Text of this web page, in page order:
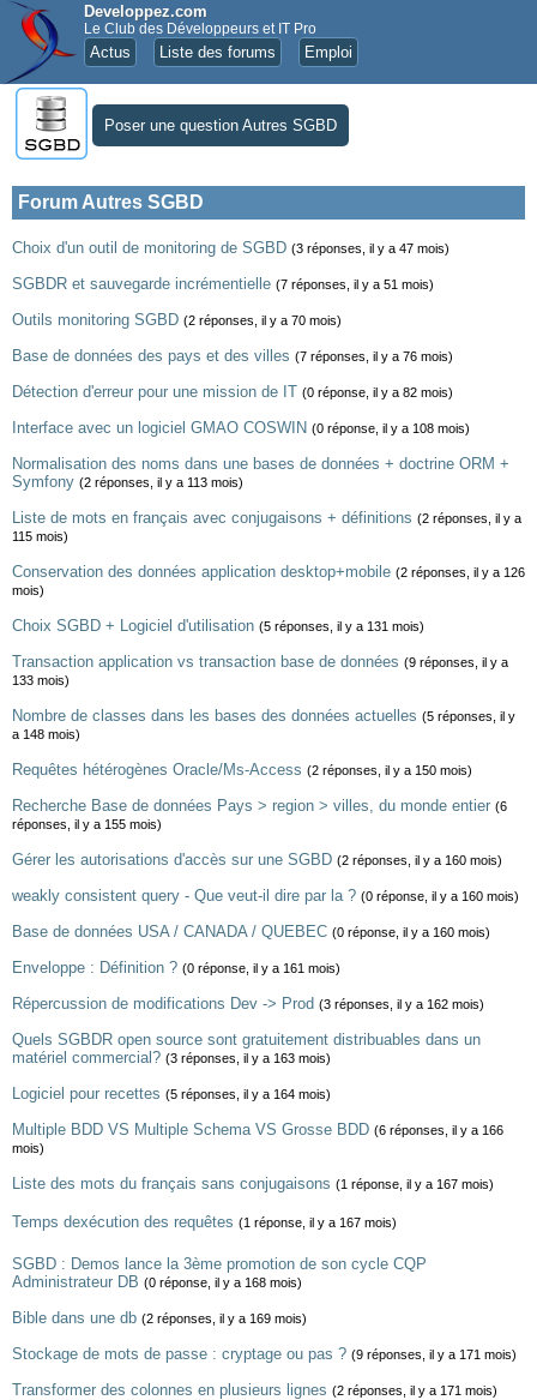
Developpez.com
Le Club des Développeurs et IT Pro
Actus Liste des forums Emploi
Poser une question Autres SGBD
Forum Autres SGBD
Choix d'un outil de monitoring de SGBD (3 réponses, il y a 47 mois)
SGBDR et sauvegarde incrémentielle (7 réponses, il y a 51 mois)
Outils monitoring SGBD (2 réponses, il y a 70 mois)
Base de données des pays et des villes (7 réponses, il y a 76 mois)
Détection d'erreur pour une mission de IT (0 réponse, il y a 82 mois)
Interface avec un logiciel GMAO COSWIN (0 réponse, il y a 108 mois)
Normalisation des noms dans une bases de données + doctrine ORM +
Symfony (2 réponses, il y a 113 mois)
Liste de mots en français avec conjugaisons + définitions (2 réponses, il y a
115 mois)
Conservation des données application desktop+mobile (2 réponses, il y a 126
mois)
Choix SGBD + Logiciel d'utilisation (5 réponses, il y a 131 mois)
Transaction application vs transaction base de données (9 réponses, il y a
133 mois)
Nombre de classes dans les bases des données actuelles (5 réponses, il y
a 148 mois)
Requêtes hétérogènes Oracle/Ms-Access (2 réponses, il y a 150 mois)
Recherche Base de données Pays > region > villes, du monde entier (6
réponses, il y a 155 mois)
Gérer les autorisations d'accès sur une SGBD (2 réponses, il y a 160 mois)
weakly consistent query - Que veut-il dire par la ? (0 réponse, il y a 160 mois)
Base de données USA / CANADA / QUEBEC (0 réponse, il y a 160 mois)
Enveloppe : Définition ? (0 réponse, il y a 161 mois)
Répercussion de modifications Dev -> Prod (3 réponses, il y a 162 mois)
Quels SGBDR open source sont gratuitement distribuables dans un
matériel commercial? (3 réponses, il y a 163 mois)
Logiciel pour recettes (5 réponses, il y a 164 mois)
Multiple BDD VS Multiple Schema VS Grosse BDD (6 réponses, il y a 166
mois)
Liste des mots du français sans conjugaisons (1 réponse, il y a 167 mois)
Temps dexécution des requêtes (1 réponse, il y a 167 mois)
SGBD : Demos lance la 3ème promotion de son cycle CQP
Administrateur DB (0 réponse, il y a 168 mois)
Bible dans une db (2 réponses, il y a 169 mois)
Stockage de mots de passe : cryptage ou pas ? (9 réponses, il y a 171 mois)
Transformer des colonnes en plusieurs lignes (2 réponses, il y a 171 mois)